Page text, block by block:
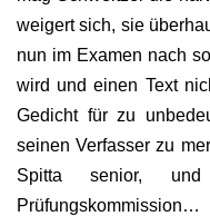
weigert sich, sie
nun im Examen nach
wird und einen Text
Gedicht für zu
seinen Verfasser zu
Spitta senior,
Prüfungskommission…